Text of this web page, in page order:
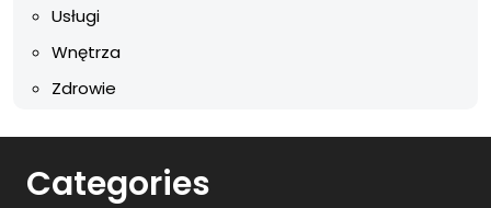
Usługi
Wnętrza
Zdrowie
Categories